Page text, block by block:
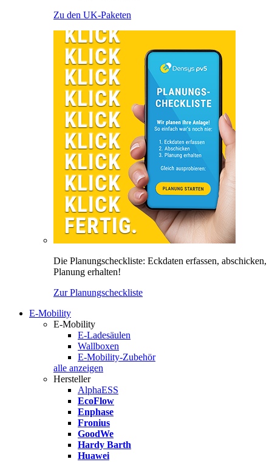
Zu den UK-Paketen
Die Planungscheckliste: Eckdaten erfassen, abschicken,
Planung erhalten!
Zur Planungscheckliste
E-Mobility
E-Mobility
E-Ladesäulen
Wallboxen
E-Mobility-Zubehör
alle anzeigen
Hersteller
AlphaESS
EcoFlow
Enphase
Fronius
GoodWe
Hardy Barth
Huawei